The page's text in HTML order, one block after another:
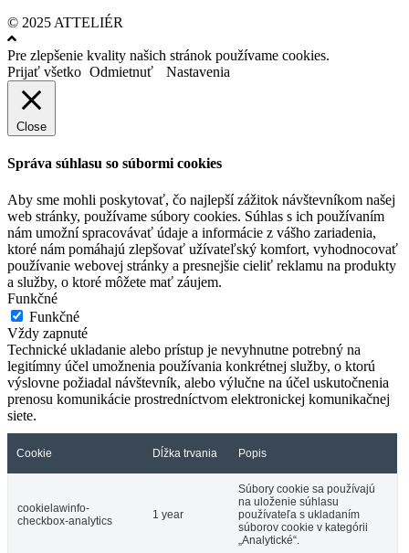
© 2025 ATTELIÉR
Pre zlepšenie kvality našich stránok používame cookies.
Prijať všetko Odmietnuť Nastavenia
Close
Správa súhlasu so súbormi cookies
Aby sme mohli poskytovať, čo najlepší zážitok návštevníkom našej
web stránky, používame súbory cookies. Súhlas s ich používaním
nám umožní spracovávať údaje a informácie z vášho zariadenia,
ktoré nám pomáhajú zlepšovať užívateľský komfort, vyhodnocovať
používanie webovej stránky a presnejšie cieliť reklamu na produkty
a služby, o ktoré môžete mať záujem.
Funkčné
Funkčné
Vždy zapnuté
Technické ukladanie alebo prístup je nevyhnutne potrebný na
legitímny účel umožnenia používania konkrétnej služby, o ktorú
výslovne požiadal návštevník, alebo výlučne na účel uskutočnenia
prenosu komunikácie prostredníctvom elektronickej komunikačnej
siete.
Cookie Dĺžka trvania Popis
cookielawinfo-
checkbox-analytics
1 year
Súbory cookie sa používajú
na uloženie súhlasu
používateľa s ukladaním
súborov cookie v kategórii
„Analytické“.